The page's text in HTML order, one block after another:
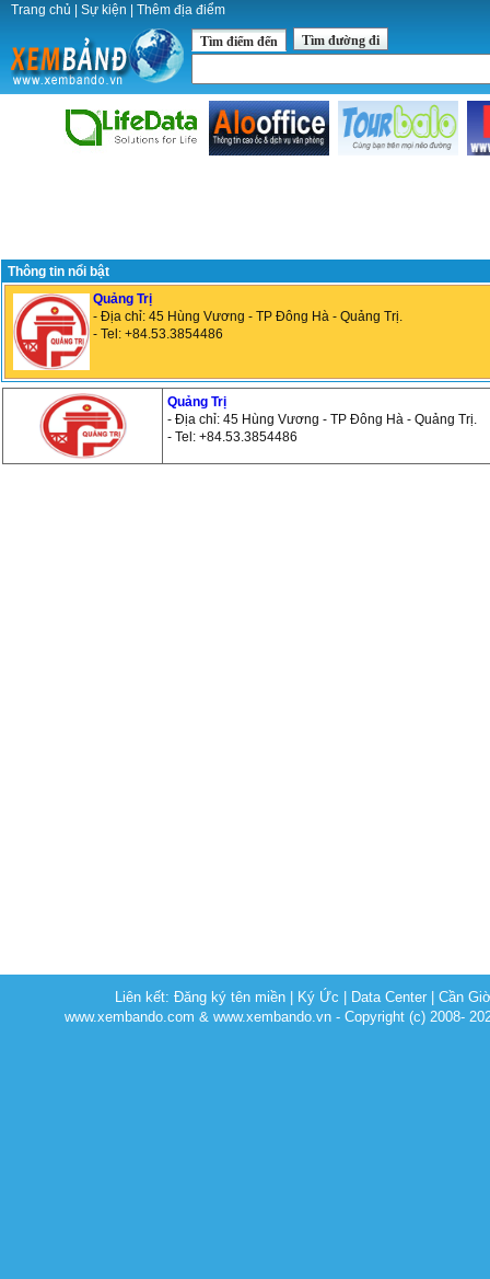
Trang chủ Sự kiện Thêm địa điểm
Tìm điểm đến Tìm đường đi
Thông tin nổi bật
Quảng Trị
- Địa chỉ: 45 Hùng Vương - TP Đông Hà - Quảng Trị.
- Tel: +84.53.3854486
Quảng Trị
- Địa chỉ: 45 Hùng Vương - TP Đông Hà - Quảng Trị.
- Tel: +84.53.3854486
Liên kết:Đăng ký tên miền Ký Ức Data Center |Cần
www.xembando.com & www.xembando.vn - Copyright (c) 2008-